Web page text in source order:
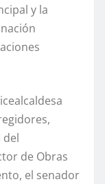
y la
del
de Obras
el senador